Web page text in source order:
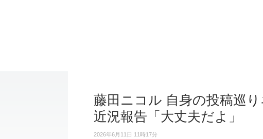
藤田ニコル 自身の投稿巡
近況報告「大丈夫だよ」
2026年6月11日 11時17分